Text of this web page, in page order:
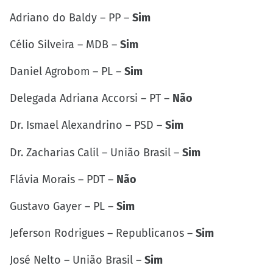
Adriano do Baldy – PP – Sim
Célio Silveira – MDB – Sim
Daniel Agrobom – PL – Sim
Delegada Adriana Accorsi – PT – Não
Dr. Ismael Alexandrino – PSD – Sim
Dr. Zacharias Calil – União Brasil – Sim
Flávia Morais – PDT – Não
Gustavo Gayer – PL – Sim
Jeferson Rodrigues – Republicanos – Sim
José Nelto – União Brasil – Sim